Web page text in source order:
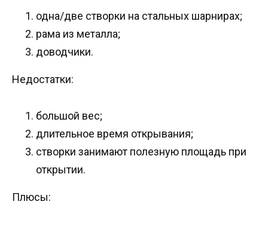
одна/две створки на стальных шарнирах;
рама из металла;
доводчики.
Недостатки:
большой вес;
длительное время открывания;
створки занимают полезную площадь при
открытии.
Плюсы: